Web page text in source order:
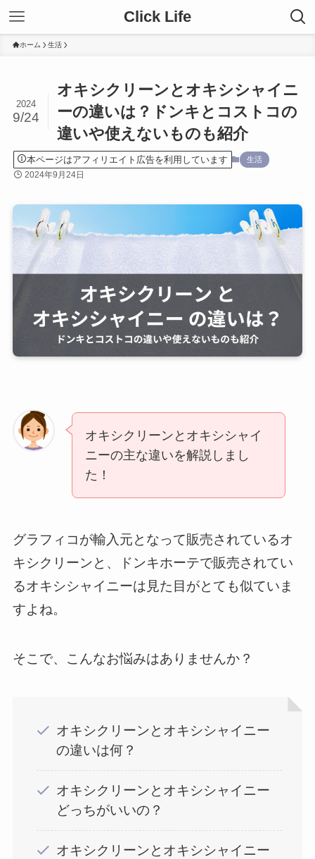
Click Life
ホーム 生活
オキシクリーンとオキシシャイニ
ーの違いは？ドンキとコストコの
違いや使えないものも紹介
2024
9/24
本ページはアフィリエイト広告を利用しています 生活
2024年9月24日
オキシクリーンとオキシシャイ
ニーの主な違いを解説しまし
た！
グラフィコが輸入元となって販売されているオ
キシクリーンと、ドンキホーテで販売されてい
るオキシシャイニーは見た目がとても似ていま
すよね。
そこで、こんなお悩みはありませんか？
オキシクリーンとオキシシャイニー
の違いは何？
オキシクリーンとオキシシャイニー
どっちがいいの？
オキシクリーンとオキシシャイニー